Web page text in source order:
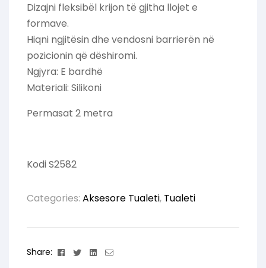
Dizajni fleksibël krijon të gjitha llojet e
formave.
Hiqni ngjitësin dhe vendosni barrierën në
pozicionin që dëshiromi.
Ngjyra: E bardhë
Materiali: Silikoni
Permasat 2 metra
Kodi S2582
Categories: Aksesore Tualeti, Tualeti
Share: Facebook
TwitterLinkedin
Email